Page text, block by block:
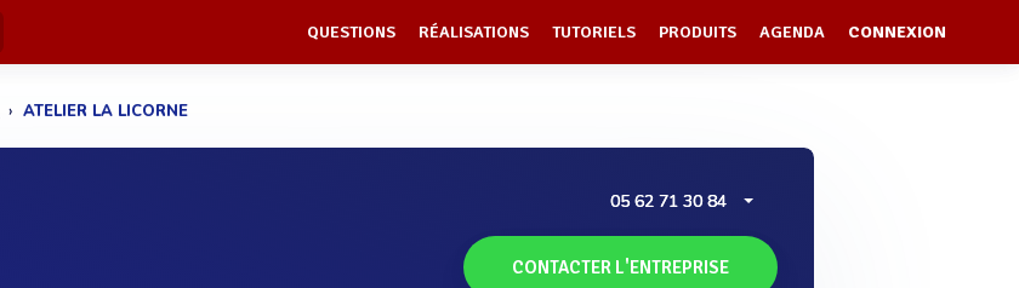
QUESTIONS RÉALISATIONS TUTORIELS PRODUITS AGENDA CONNEXION
ATELIER LA LICORNE
05 62 71 30 84
CONTACTER L'ENTREPRISE